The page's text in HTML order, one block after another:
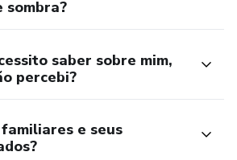
sombra?
saber sobre mim,
percebi?
e seus